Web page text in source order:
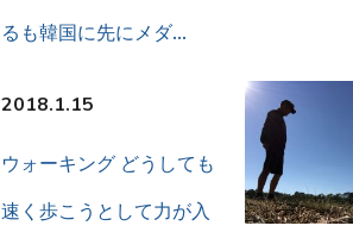
るも韓国に先にメダ…
2018.1.15
ウォーキング どうしても
速く歩こうとして力が入